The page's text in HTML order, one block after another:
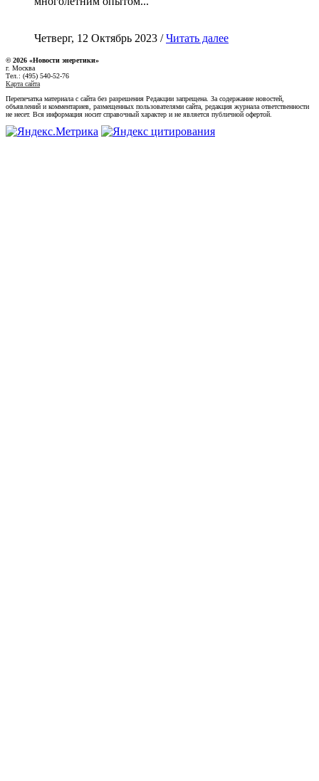
Четверг, 12 Октябрь 2023 /Читать далее
© 2026 «Новости энеретики»
г. Москва
Тел.: (495) 540-52-76
Карта сайта
Перепечатка материала с сайта без разрешения Редакции запрещена. За содержание новостей,
объявлений и комментариев, размещенных пользователями сайта, редакция журнала ответственности
не несет. Вся информация носит справочный характер и не является публичной офертой.